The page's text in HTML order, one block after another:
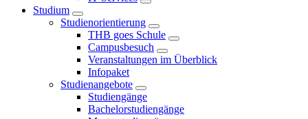
Studium
Studienorientierung
THB goes Schule
Campusbesuch
Veranstaltungen im Überblick
Infopaket
Studienangebote
Studiengänge
Bachelorstudiengänge